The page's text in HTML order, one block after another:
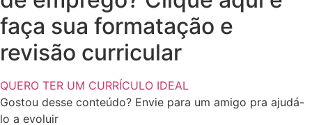
faça sua formatação e
revisão curricular
QUERO TER UM CURRÍCULO IDEAL
Gostou desse conteúdo? Envie para um amigo pra ajudá-
lo a evoluir